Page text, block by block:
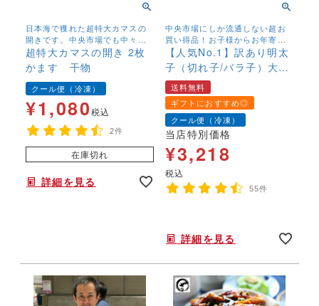
日本海で獲れた超特大カマスの
開きです。中央市場でも中々入
荷しないBIGサイズです。脂のの
りも抜群です。
超特大カマスの開き 2枚
かます 干物
クール便（冷凍）
¥1,080税込
2件
在庫切れ
詳細を見る
中央市場にしか流通しない超お
買い得品！お子様からお年寄り
まで幅広く召し上がっていただ
くために、塩、辛子を抑えマイ
ルドに仕上げました。【送料無
料】※大人気商品の為、入荷次第
の発送となります。
【人気No.1】訳あり明太
子（切れ子/バラ子）大盛
り 1kg 送料無料
送料無料
ギフトにおすすめ◎
クール便（冷凍）
当店特別価格
¥3,218
税込
55件
詳細を見る